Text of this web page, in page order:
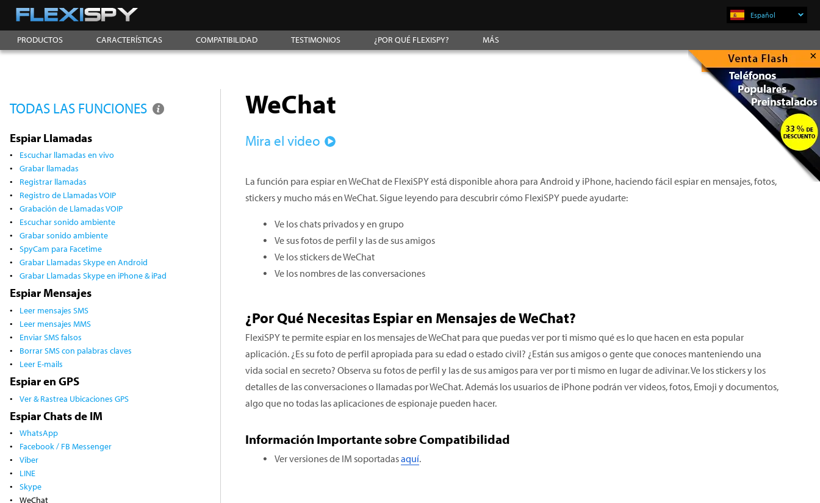
Español
Comprar Ahora
PRODUCTOS CARACTERÍSTICAS COMPATIBILIDAD TESTIMONIOS ¿POR QUÉ FLEXISPY? MÁS
×
TODAS LAS FUNCIONES
Espiar Llamadas
Escuchar llamadas en vivo
Grabar llamadas
Registrar llamadas
Registro de Llamadas VOIP
Grabación de Llamadas VOIP
Escuchar sonido ambiente
Grabar sonido ambiente
SpyCam para Facetime
Grabar Llamadas Skype en Android
Grabar Llamadas Skype en iPhone & iPad
Espiar Mensajes
Leer mensajes SMS
Leer mensajes MMS
Enviar SMS falsos
Borrar SMS con palabras claves
Leer E-mails
Espiar en GPS
Ver & Rastrea Ubicaciones GPS
Espiar Chats de IM
WhatsApp
Facebook / FB Messenger
Viber
LINE
Skype
WeChat
WeChat
Mira el video
La función para espiar en WeChat de FlexiSPY está disponible ahora para Android y iPhone, haciendo fácil espiar en mensajes, fotos,
stickers y mucho más en WeChat. Sigue leyendo para descubrir cómo FlexiSPY puede ayudarte:
Ve los chats privados y en grupo
Ve sus fotos de perfil y las de sus amigos
Ve los stickers de WeChat
Ve los nombres de las conversaciones
¿Por Qué Necesitas Espiar en Mensajes de WeChat?
FlexiSPY te permite espiar en los mensajes de WeChat para que puedas ver por ti mismo qué es lo que hacen en esta popular
aplicación. ¿Es su foto de perfil apropiada para su edad o estado civil? ¿Están sus amigos o gente que conoces manteniendo una
vida social en secreto? Observa su fotos de perfil y las de sus amigos para ver por ti mismo en lugar de adivinar. Ve los stickers y los
detalles de las conversaciones o llamadas por WeChat. Además los usuarios de iPhone podrán ver videos, fotos, Emoji y documentos,
algo que no todas las aplicaciones de espionaje pueden hacer.
Información Importante sobre Compatibilidad
Ver versiones de IM soportadasaquí.